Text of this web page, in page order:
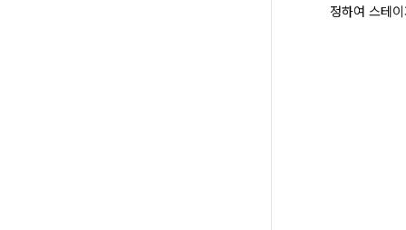
정하여 스테